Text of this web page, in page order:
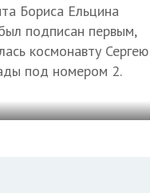
Бориса Ельцина
подписан первым,
космонавту Сергею
под номером 2.